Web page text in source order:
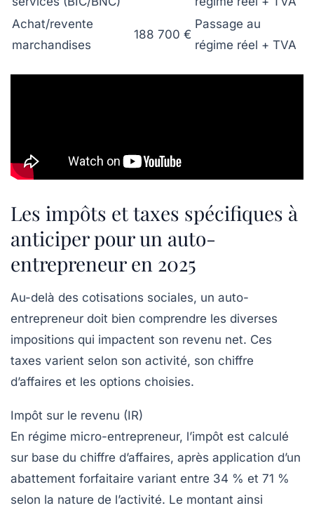
Achat/revente
marchandises
188 700 €
Passage au
régime réel + TVA
Les impôts et taxes spécifiques à
anticiper pour un auto-
entrepreneur en 2025
Au-delà des cotisations sociales, un auto-
entrepreneur doit bien comprendre les diverses
impositions qui impactent son revenu net. Ces
taxes varient selon son activité, son chiffre
d’affaires et les options choisies.
Impôt sur le revenu (IR)
En régime micro-entrepreneur, l’impôt est calculé
sur base du chiffre d’affaires, après application d’un
abattement forfaitaire variant entre 34 % et 71 %
selon la nature de l’activité. Le montant ainsi